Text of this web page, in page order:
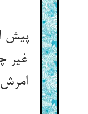
پیش
غیر